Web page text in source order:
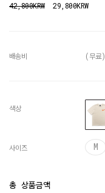
42,800KRW 29,800KRW
배송비 (무료)
색상
사이즈 M
총 상품금액